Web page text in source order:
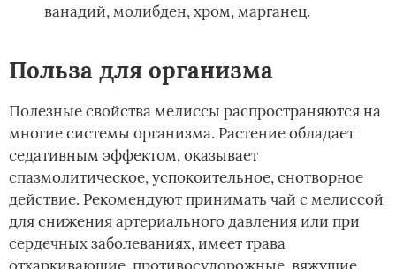
ванадий, молибден, хром, марганец.
Польза для организма
Полезные свойства мелиссы распространяются на
многие системы организма. Растение обладает
седативным эффектом, оказывает
спазмолитическое, успокоительное, снотворное
действие. Рекомендуют принимать чай с мелиссой
для снижения артериального давления или при
сердечных заболеваниях, имеет трава